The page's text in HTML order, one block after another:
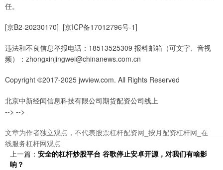
任。
[京B2-20230170] [京ICP备17012796号-1]
违法和不良信息举报电话：18513525309 报料邮箱（可文字、音视
频）：zhongxinjingwei@chinanews.com.cn
Copyright ©2017-2025 jwview.com. All Rights Reserved
北京中新经闻信息科技有限公司期货配资公司线上
--> -->
文章为作者独立观点，不代表股票杠杆配资网_按月配资杠杆网_在
线服务杠杆网观点
上一篇： 安全的杠杆炒股平台 谷歌停止安卓开源，对我们有啥影
响？